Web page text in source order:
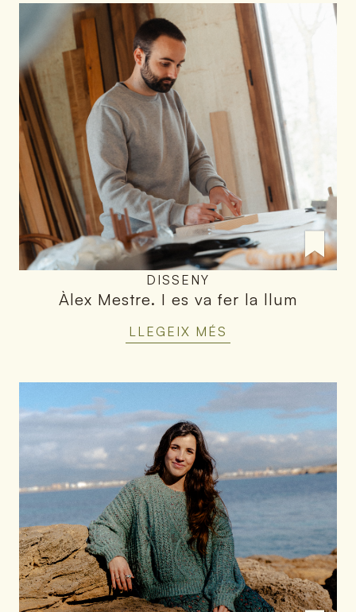
DISSENY
Àlex Mestre. I es va fer la llum
LLEGEIX MÉS